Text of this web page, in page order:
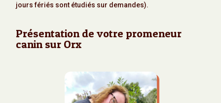
jours fériés sont étudiés sur demandes).
Présentation de votre promeneur
canin sur Orx